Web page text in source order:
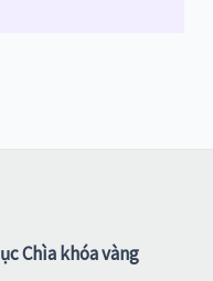
Chìa khóa vàng